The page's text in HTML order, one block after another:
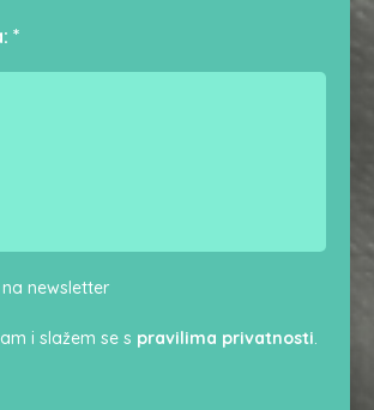
*
newsletter
i slažem se s pravilima privatnosti.